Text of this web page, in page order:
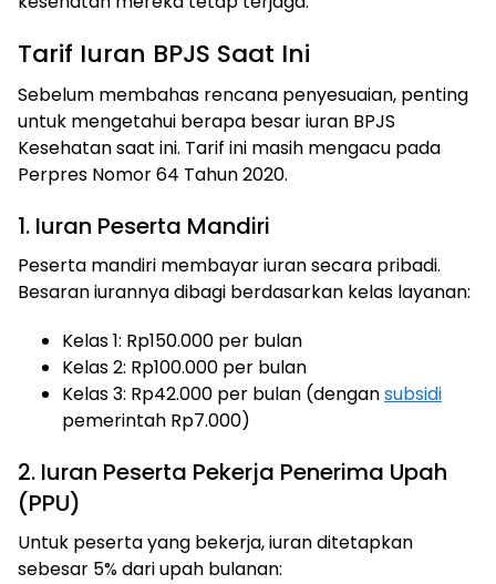
Tarif Iuran BPJS Saat Ini
Sebelum membahas rencana penyesuaian, penting
untuk mengetahui berapa besar iuran BPJS
Kesehatan saat ini. Tarif ini masih mengacu pada
Perpres Nomor 64 Tahun 2020.
1. Iuran Peserta Mandiri
Peserta mandiri membayar iuran secara pribadi.
Besaran iurannya dibagi berdasarkan kelas layanan:
Kelas 1: Rp150.000 per bulan
Kelas 2: Rp100.000 per bulan
Kelas 3: Rp42.000 per bulan (dengansubsidi
pemerintah Rp7.000)
2. Iuran Peserta Pekerja Penerima Upah
(PPU)
Untuk peserta yang bekerja, iuran ditetapkan
sebesar 5% dari upah bulanan: